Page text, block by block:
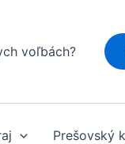
voľbách?
Prešovský